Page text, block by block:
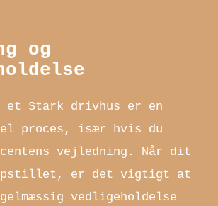
og
et Stark drivhus er en
proces, især hvis du
vejledning. Når dit
er det vigtigt at
vedligeholdelse